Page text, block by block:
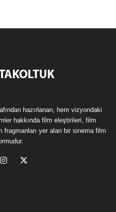
hazırlanan, hem vizyondaki
hakkında film eleştirileri, film
fragmanları yer alan bir sinema film